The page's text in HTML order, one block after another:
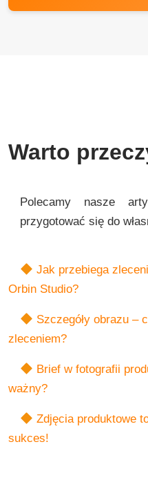
Warto
Polecamy nasze
przygotować się do
Jak przebiega
Orbin Studio?
Szczegóły obrazu –
zleceniem?
Brief w fotografii
ważny?
Zdjęcia produktowe
sukces!